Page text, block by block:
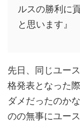
ルスの勝利に
と思います』
先日、同じユー
格発表となった
ダメだったのか
のの無事にユー